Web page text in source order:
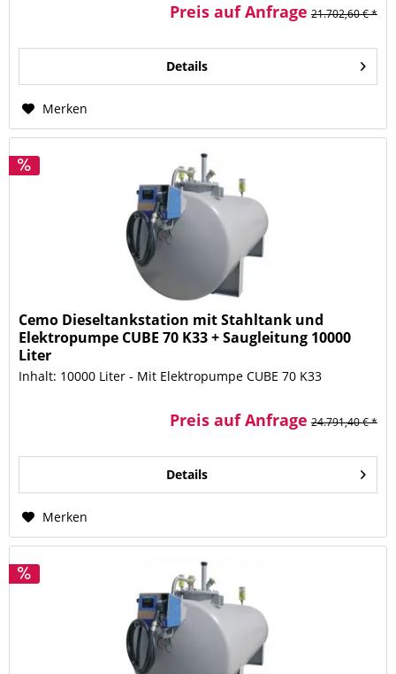
Preis auf Anfrage 21.702,60 € *
Details
Merken
Cemo Dieseltankstation mit Stahltank und
Elektropumpe CUBE 70 K33 + Saugleitung 10000
Liter
Inhalt: 10000 Liter - Mit Elektropumpe CUBE 70 K33
Preis auf Anfrage 24.791,40 € *
Details
Merken